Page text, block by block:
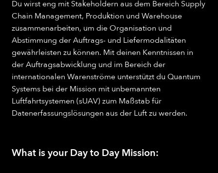
Du wirst eng mit Stakeholdern aus dem Bereich Supply
Chain Management, Produktion und Warehouse
zusammenarbeiten, um die Organisation und
Abstimmung der Auftrags- und Liefermodalitäten
gewährleisten zu können. Mit deinen Kenntnissen in
der Auftragsabwicklung und im Bereich der
internationalen Warenströme unterstützt du Quantum
Systems bei der Mission mit unbemannten
Luftfahrtsystemen (sUAV) zum Maßstab für
Datenerfassungslösungen aus der Luft zu werden.
What is your Day to Day Mission: